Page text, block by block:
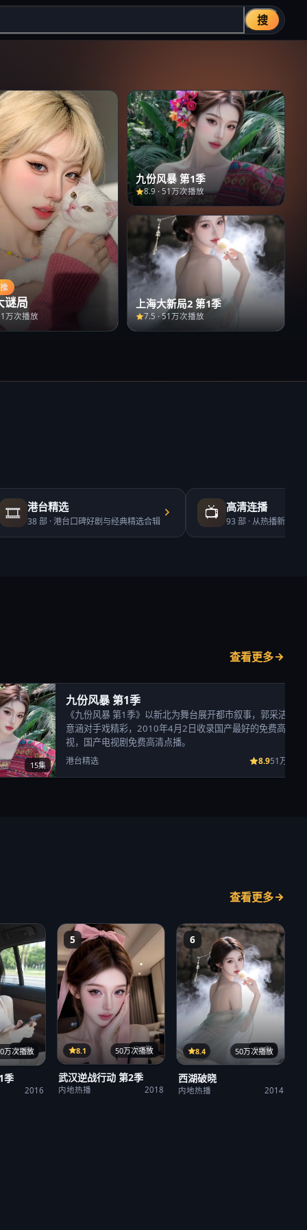
搜
谜局
万次播放
九份风暴 第1季
8.9 ·51万次播放
上海大新局2 第1季
7.5 ·51万次播放
🎞️ 港台精选
38部 ·港台口碑好剧与经典精选合辑 📺 高清连播
93部 · 从热播新剧到
查看更多
15集
九份风暴 第1季
《九份风暴 第1季》以新北为舞台展开都市叙事，郭采洁、陈
意涵对手戏精彩，2010年4月2日收录国产最好的免费高清电
视，国产电视剧免费高清点播。
港台精选 8.951万次播
查看更多
21集
万次播放
季
2016
5
31集
8.1 50万次播放
武汉逆战行动 第2季
内地热播 2018
6
36集
8.4 50万次播放
西湖破晓
内地热播 2014